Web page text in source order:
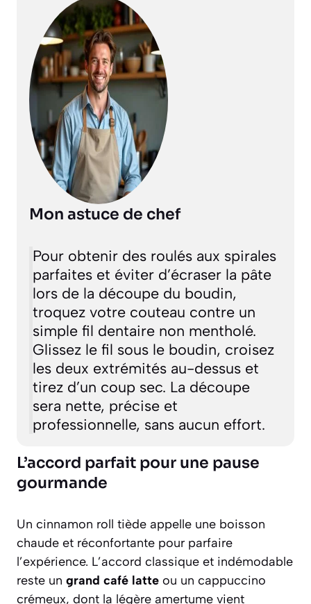
Mon astuce de chef
Pour obtenir des roulés aux spirales
parfaites et éviter d’écraser la pâte
lors de la découpe du boudin,
troquez votre couteau contre un
simple fil dentaire non mentholé.
Glissez le fil sous le boudin, croisez
les deux extrémités au-dessus et
tirez d’un coup sec. La découpe
sera nette, précise et
professionnelle, sans aucun effort.
L’accord parfait pour une pause
gourmande
Un cinnamon roll tiède appelle une boisson
chaude et réconfortante pour parfaire
l’expérience. L’accord classique et indémodable
reste un grand café latte ou un cappuccino
crémeux, dont la légère amertume vient